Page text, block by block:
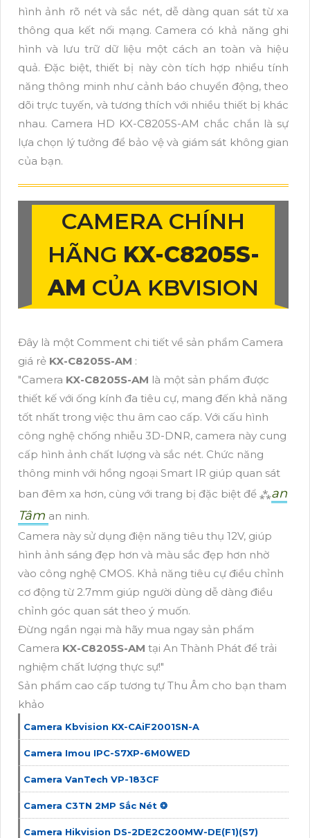
hình ảnh rõ nét và sắc nét, dễ dàng quan sát từ xa
thông qua kết nối mạng. Camera có khả năng ghi
hình và lưu trữ dữ liệu một cách an toàn và hiệu
quả. Đặc biệt, thiết bị này còn tích hợp nhiều tính
năng thông minh như cảnh báo chuyển động, theo
dõi trực tuyến, và tương thích với nhiều thiết bị khác
nhau. Camera HD KX-C8205S-AM chắc chắn là sự
lựa chọn lý tưởng để bảo vệ và giám sát không gian
của bạn.
CAMERA CHÍNH
HÃNG KX-C8205S-
AM CỦA KBVISION
Đây là một Comment chi tiết về sản phẩm Camera
giá rẻ KX-C8205S-AM :
"Camera KX-C8205S-AM là một sản phẩm được
thiết kế với ống kính đa tiêu cự, mang đến khả năng
tốt nhất trong việc thu âm cao cấp. Với cấu hình
công nghệ chống nhiễu 3D-DNR, camera này cung
cấp hình ảnh chất lượng và sắc nét. Chức năng
thông minh với hồng ngoại Smart IR giúp quan sát
ban đêm xa hơn, cùng với trang bị đặc biệt để ⁂an
Tâm an ninh.
Camera này sử dụng điện năng tiêu thụ 12V, giúp
hình ảnh sáng đẹp hơn và màu sắc đẹp hơn nhờ
vào công nghệ CMOS. Khả năng tiêu cự điều chỉnh
cơ động từ 2.7mm giúp người dùng dễ dàng điều
chỉnh góc quan sát theo ý muốn.
Đừng ngần ngại mà hãy mua ngay sản phẩm
Camera KX-C8205S-AM tại An Thành Phát để trải
nghiệm chất lượng thực sự!"
Sản phẩm cao cấp tương tự Thu Âm cho bạn tham
khảo
Camera Kbvision KX-CAiF2001SN-A
Camera Imou IPC-S7XP-6M0WED
Camera VanTech VP-183CF
Camera C3TN 2MP Sắc Nét ❂
Camera Hikvision DS-2DE2C200MW-DE(F1)(S7)